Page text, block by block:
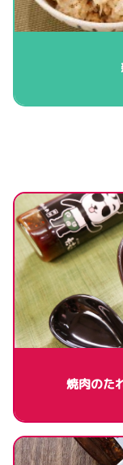
焼肉のた